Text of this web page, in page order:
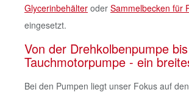
Glycerinbehälter oder Sammelbecken für
eingesetzt.
Von der Drehkolbenpumpe
Tauchmotorpumpe - ein
Bei den Pumpen liegt unser Fokus auf